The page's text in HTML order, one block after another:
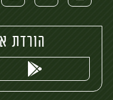
הורדת